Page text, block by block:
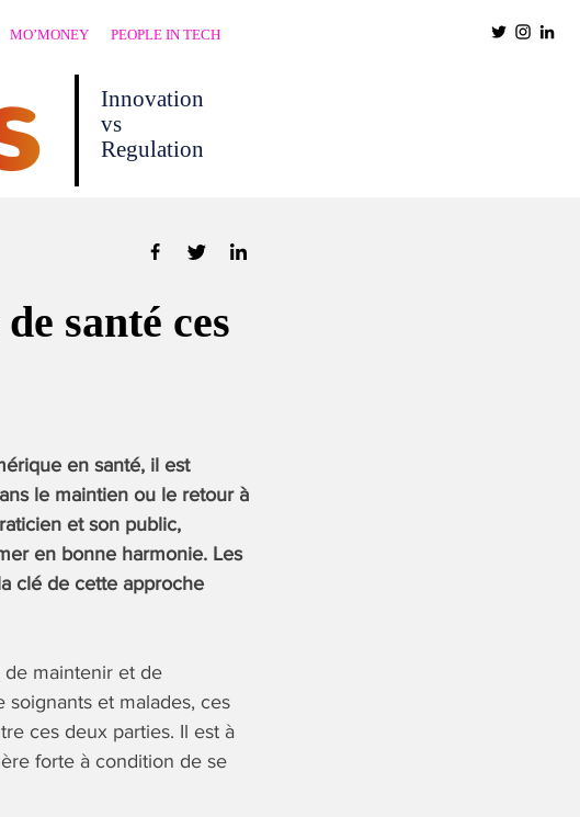
MO’MONEY PEOPLE IN TECH
Innovation
vs
Regulation
santé ces
en santé, il est
le maintien ou le retour à
et son public,
en bonne harmonie. Les
clé de cette approche
maintenir et de
et malades, ces
ces deux parties. Il est à
forte à condition de se